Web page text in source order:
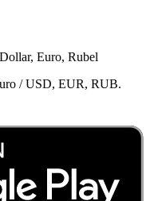
Euro, Rubel
/ USD, EUR, RUB.